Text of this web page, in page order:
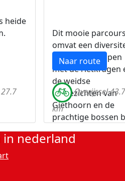
heide
Dit mooie parcours
omvat een
aan landschappen
met de rietkragen
de weidse
vergezichten van
Giethoorn en de
prachtige bossen
Havelte.
Naar route
Overijssel 43.7
km
in nederland